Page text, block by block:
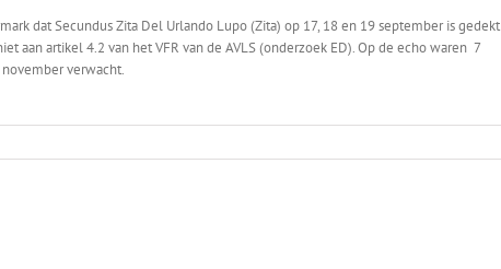
dat Secundus Zita Del Urlando Lupo (Zita) op 17, 18 en 19 september is gedekt
aan artikel 4.2 van het VFR van de AVLS (onderzoek ED). Op de echo waren 7
verwacht.